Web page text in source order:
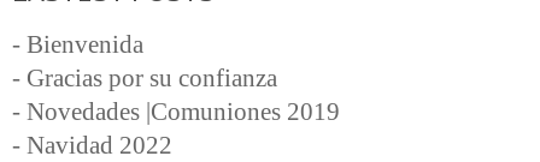
- Bienvenida
- Gracias por su confianza
- Novedades |Comuniones 2019
- Navidad 2022